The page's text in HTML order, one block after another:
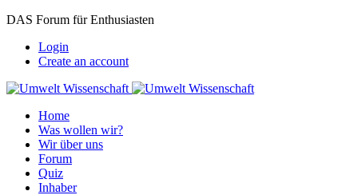
DAS Forum für Enthusiasten
Login
Create an account
Home
Was wollen wir?
Wir über uns
Forum
Quiz
Inhaber